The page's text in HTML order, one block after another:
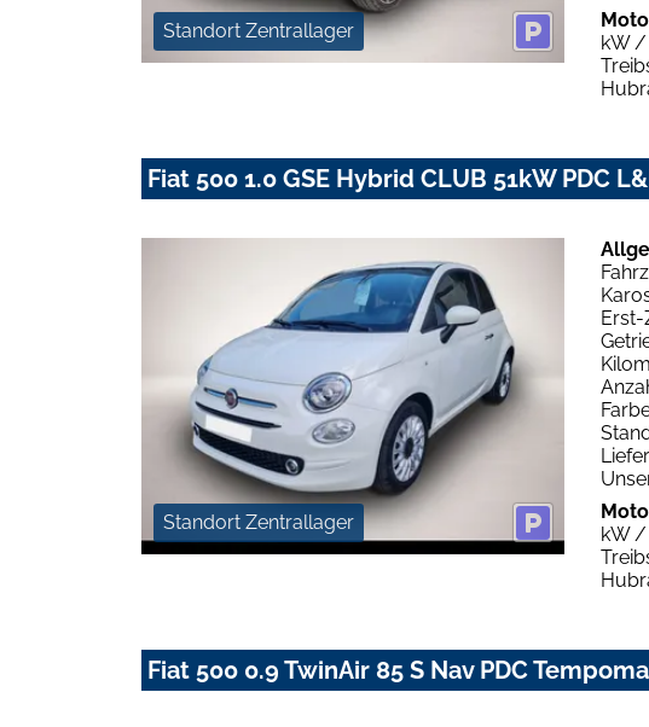
Standort Zentrallager
kW /
Fiat 500 1.0 GSE Hybrid CLUB 51kW PDC
Standort Zentrallager
Erst-
kW /
Fiat 500 0.9 TwinAir 85 S Nav PDC